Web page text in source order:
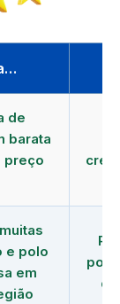
de
barata
preço
e polo
em